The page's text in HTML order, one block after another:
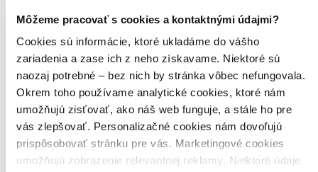
Môžeme pracovať s cookies a kontaktnými údajmi?
Cookies sú informácie, ktoré ukladáme do vášho
zariadenia a zase ich z neho získavame. Niektoré sú
naozaj potrebné – bez nich by stránka vôbec nefungovala.
Okrem toho používame analytické cookies, ktoré nám
umožňujú zisťovať, ako náš web funguje, a stále ho pre
vás zlepšovať. Personalizačné cookies nám dovoľujú
prispôsobovať stránku pre vás. Marketingové cookies
umožňujú zobrazenie relevantnej reklamy. Niektoré údaje
Našli sme0titulov
Zoradiť podľa:
Filtrovať